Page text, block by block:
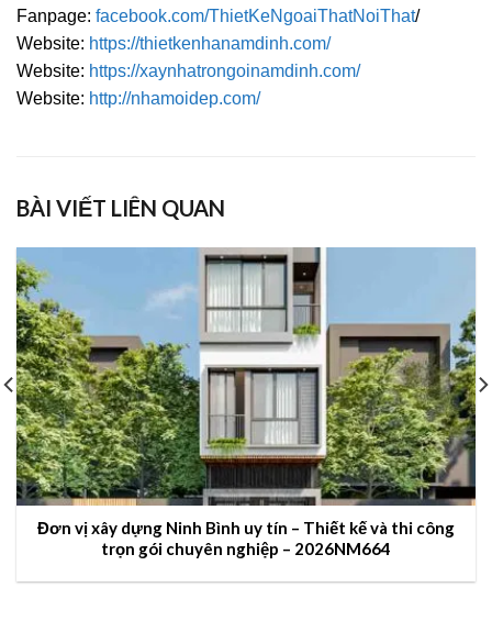
Fanpage: facebook.com/ThietKeNgoaiThatNoiThat/
Website: https://thietkenhanamdinh.com/
Website: https://xaynhatrongoinamdinh.com/
Website: http://nhamoidep.com/
BÀI VIẾT LIÊN QUAN
Đơn vị xây dựng Ninh Bình uy tín – Thiết kế và thi công
trọn gói chuyên nghiệp – 2026NM664